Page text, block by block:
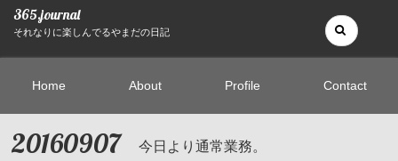
365.journal
それなりに楽しんでるやまだの日記
Home About Profile Contact
20160907 今日より通常業務。